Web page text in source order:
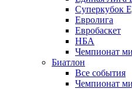
Суперкубок
Евролига
Евробаскет
НБА
Чемпионат
Биатлон
Все события
Чемпионат